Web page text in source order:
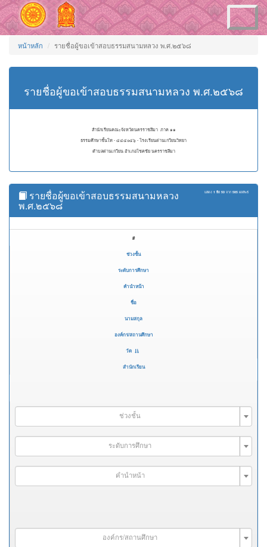
Toggle
navigation
หน้าหลัก รายชื่อผู้ขอเข้าสอบธรรมสนามหลวง พ.ศ.๒๕๖๘
รายชื่อผู้ขอเข้าสอบธรรมสนามหลวง พ.ศ.๒๕๖๘
สำนักเรียนคณะจังหวัดนครราชสีมา ภาค ๑๑
ธรรมศึกษาชั้นโท - ๔๔๔๐๔๖ - โรงเรียนด่านเกวียนวิทยา
ตำบลด่านเกวียน อำเภอโชคชัย นครราชสีมา
แสดง 1 ถึง 50 จาก 585 ผลลัพธ์
รายชื่อผู้ขอเข้าสอบธรรมสนามหลวง
พ.ศ.๒๕๖๘
#
ช่วงชั้น
ระดับการศึกษา
คำนำหน้า
ชื่อ
นามสกุล
องค์กร/สถานศึกษา
วัด
สำนักเรียน
ช่วงชั้น
ระดับการศึกษา
คำนำหน้า
องค์กร/สถานศึกษา